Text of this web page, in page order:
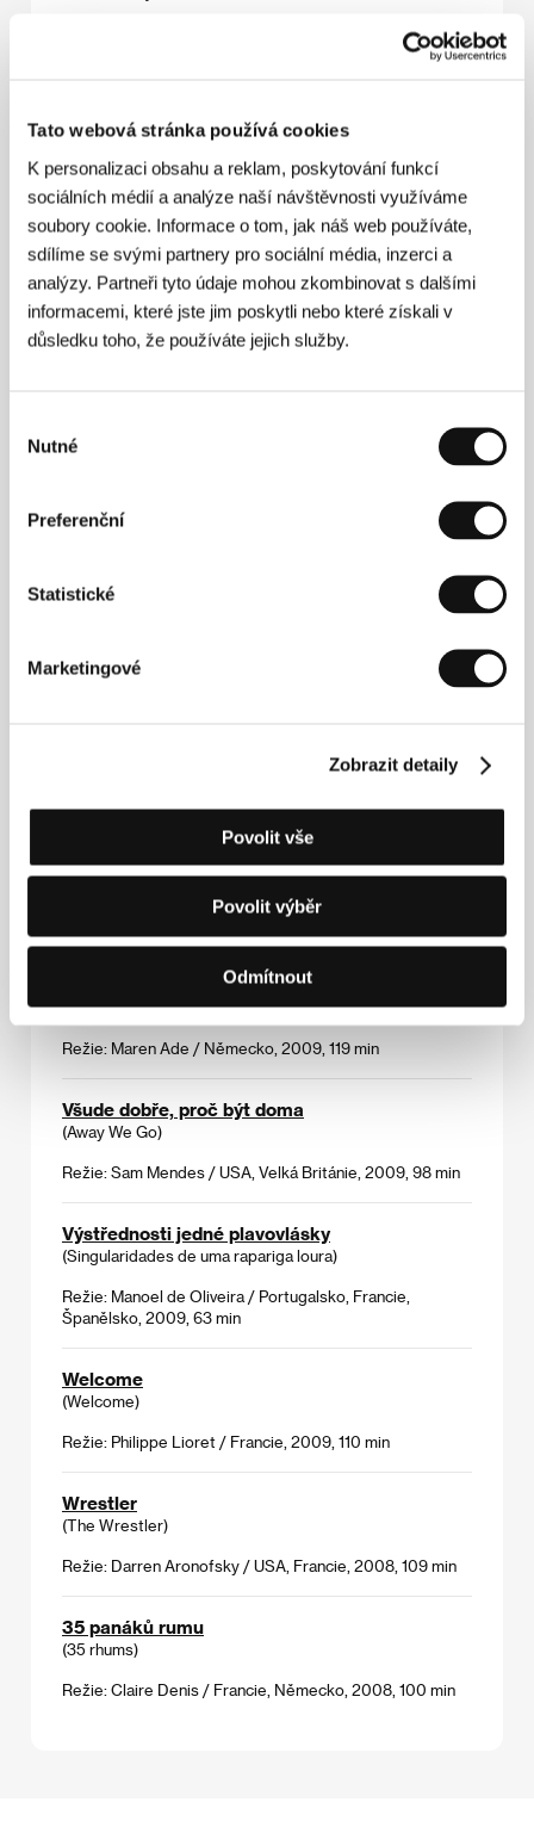
Tato webová stránka používá cookies
K personalizaci obsahu a reklam, poskytování funkcí
sociálních médií a analýze naší návštěvnosti využíváme
soubory cookie. Informace o tom, jak náš web používáte,
sdílíme se svými partnery pro sociální média, inzerci a
analýzy. Partneři tyto údaje mohou zkombinovat s dalšími
informacemi, které jste jim poskytli nebo které získali v
důsledku toho, že používáte jejich služby.
souhlasu
Nutné
Preferenční
Statistické
Marketingové
Zobrazit detaily
Povolit vše
Povolit výběr
Odmítnout
Sin nombre
(Sin nombre)
Režie: Cary Joji Fukunaga / Mexiko, USA, 2008, 96 min
Svatba za bílé noci
(Brúðguminn)
(L' autre)
2008, 97 min
(Teza)
Režie: Jan Troell / Švédsko, Dánsko, Norsko, Finsko,
Veřejní nepřátelé
(Public Enemies)
Režie: Michael Mann / USA, 2009, 143 min
(Alle Anderen)
Režie: Maren Ade / Německo, 2009, 119 min
Všude dobře, proč být doma
(Away We Go)
Režie: Sam Mendes / USA, Velká Británie, 2009, 98 min
Výstřednosti jedné plavovlásky
(Singularidades de uma rapariga loura)
Režie: Manoel de Oliveira / Portugalsko, Francie,
Španělsko, 2009, 63 min
Welcome
(Welcome)
Režie: Philippe Lioret / Francie, 2009, 110 min
Wrestler
(The Wrestler)
Režie: Darren Aronofsky / USA, Francie, 2008, 109 min
35 panáků rumu
(35 rhums)
Režie: Claire Denis / Francie, Německo, 2008, 100 min